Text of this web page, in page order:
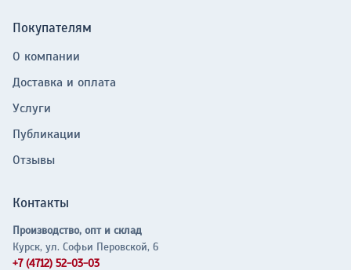
Покупателям
О компании
Доставка и оплата
Услуги
Публикации
Отзывы
Контакты
Производство, опт и склад
Курск, ул. Софьи Перовской, 6
+7 (4712) 52-03-03